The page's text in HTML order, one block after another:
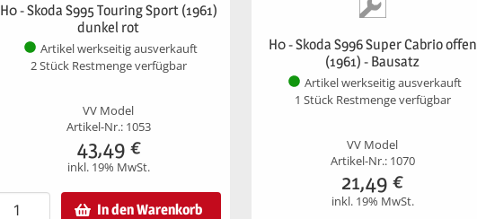
H0 - Skoda S995 Touring Sport (1961)
dunkel rot
Artikel werkseitig ausverkauft
2 Stück Restmenge verfügbar
VV Model
Artikel-Nr.: 1053
43,49 €
inkl. 19% MwSt.
In den Warenkorb
H0 - Skoda S996 Super Cabrio offen
(1961) - Bausatz
Artikel werkseitig ausverkauft
1 Stück Restmenge verfügbar
VV Model
Artikel-Nr.: 1070
21,49 €
inkl. 19% MwSt.